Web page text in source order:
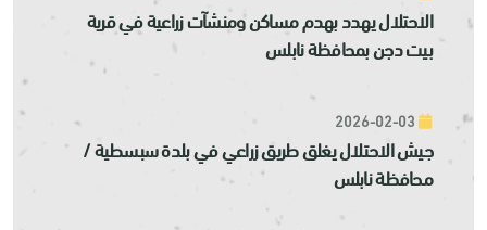
الاحتلال يهدد بهدم مساكن ومنشآت زراعية في قرية
بيت دجن بمحافظة نابلس
جيش الاحتلال يغلق طريق زراعي في بلدة سبسطية /
محافظة نابلس